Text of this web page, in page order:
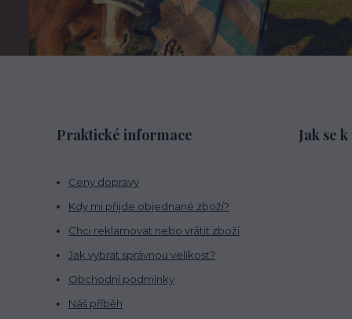
Praktické informace
Ceny dopravy
Kdy mi přijde objednané zboží?
Chci reklamovat nebo vrátit zboží
Jak vybrat správnou velikost?
Obchodní podmínky
Náš příběh
Jak se